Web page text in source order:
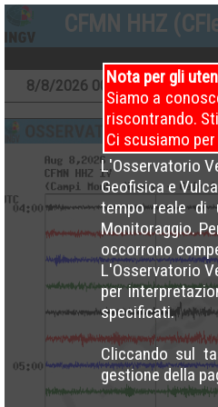
CFMN HHZ
Nota per gli
Siamo a
riscontrando.
Ci scusiamo
L'Osservatorio
Geofisica e
tempo reale di
Monitoraggio.
occorrono
L'Osservatorio
per
specificati.
Cliccando sul
gestione della
8/8/202600 – 04 8/